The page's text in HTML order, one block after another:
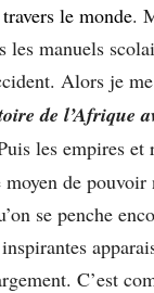
le monde.
les manuels
Alors je
de l’Afrique
les empires et
de pouvoir
se penche
C’est